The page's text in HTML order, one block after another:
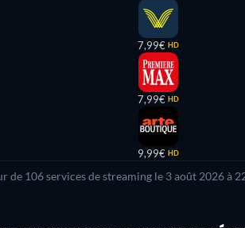
7,99€ HD
7,99€ HD
9,99€ HD
de 106 services de streaming le 3 août 2026 à